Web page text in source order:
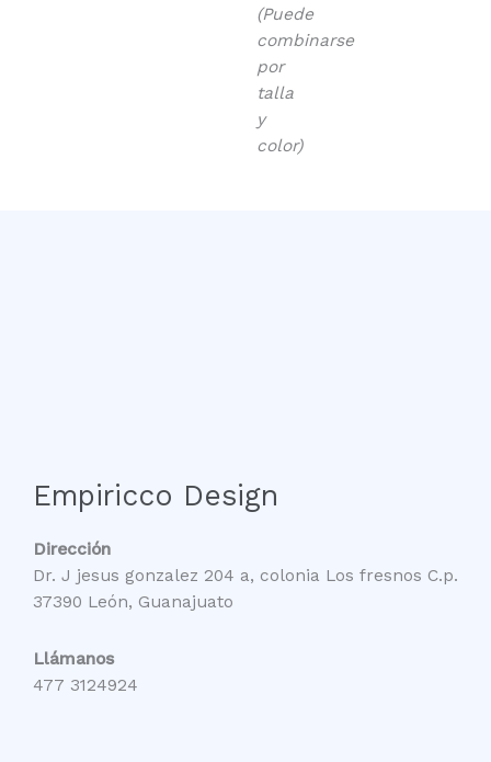
(Puede
combinarse
por
talla
y
color)
Empiricco Design
Dirección
Dr. J jesus gonzalez 204 a, colonia Los fresnos C.p.
37390 León, Guanajuato
Llámanos
477 3124924